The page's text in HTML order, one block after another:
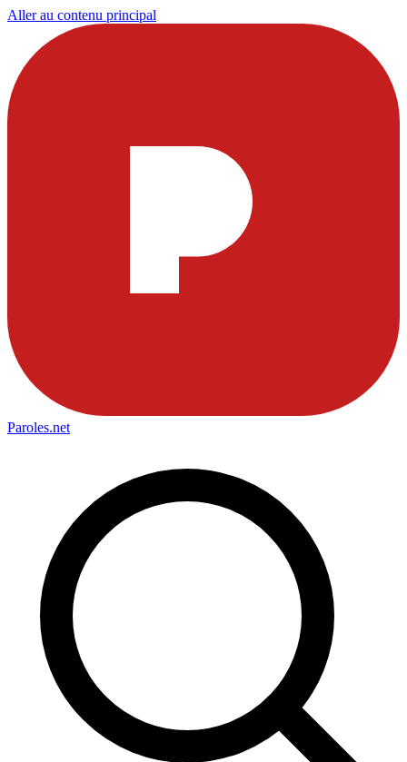
Aller au contenu principal
Paroles.net